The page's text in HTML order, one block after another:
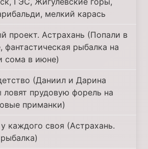
мелкий карась
проект. Астрахань (Попали в
фантастическая рыбалка на
сома в июне)
(Даниил и Дарина
ловят прудовую форель на
приманки)
каждого своя (Астрахань.